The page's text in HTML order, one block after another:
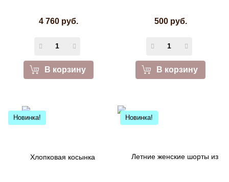
4 760 руб.
В корзину
500 руб.
В корзину
Новинка! Новинка!